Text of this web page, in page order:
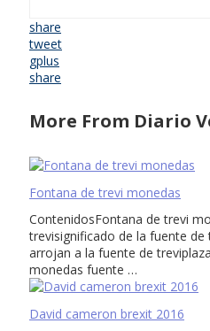
share
tweet
gplus
share
More From Diario
Fontana de trevi monedas
ContenidosFontana de trevi
trevisignificado de la fuente
arrojan a la fuente de
monedas fuente …
David cameron brexit 2016